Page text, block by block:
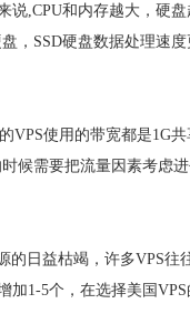
,CPU和内存越大，硬
，SSD硬盘数据处理速
使用的带宽都是1G
候需要把流量因素考虑
日益枯竭，许多VPS往
1-5个，在选择美国